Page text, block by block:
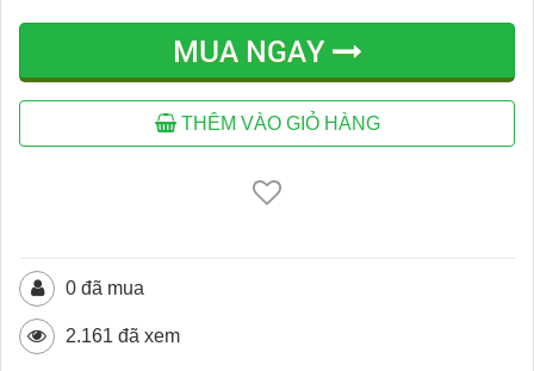
MUA NGAY
THÊM VÀO GIỎ HÀNG
0 đã mua
2.161 đã xem